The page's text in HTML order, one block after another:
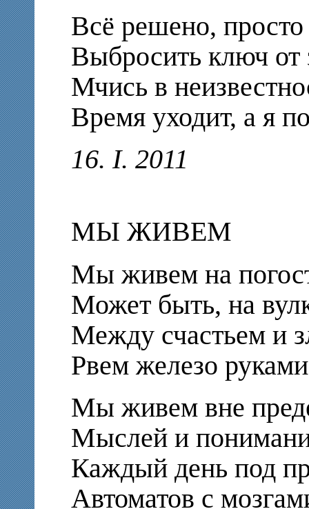
Всё решено,
Выбросить ключ от
Мчись в
Время уходит, а я
16. I. 2011
МЫ ЖИВЕМ
Мы живем на
Может быть, на
Между счастьем и
Рвем железо
Мы живем вне
Мыслей и
Каждый день под
Автоматов с